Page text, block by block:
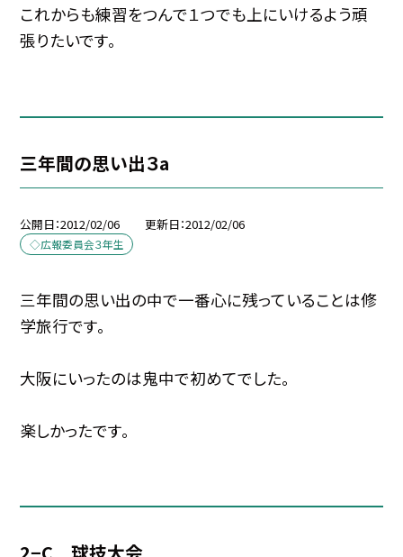
これからも練習をつんで１つでも上にいけるよう頑
張りたいです。
三年間の思い出３a
公開日 2012/02/06 更新日 2012/02/06
◇広報委員会３年生
三年間の思い出の中で一番心に残っていることは修
学旅行です。
大阪にいったのは鬼中で初めてでした。
楽しかったです。